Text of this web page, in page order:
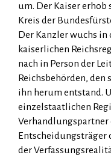
um. Der Kaiser erhob
Kreis der
Der Kanzler wuchs in
kaiserlichen
nach in Person der
Reichsbehörden, den
ihn herum entstand.
einzelstaatlichen
Verhandlungspartner
Entscheidungsträger
der